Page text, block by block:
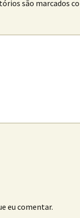
são marcados
eu comentar.